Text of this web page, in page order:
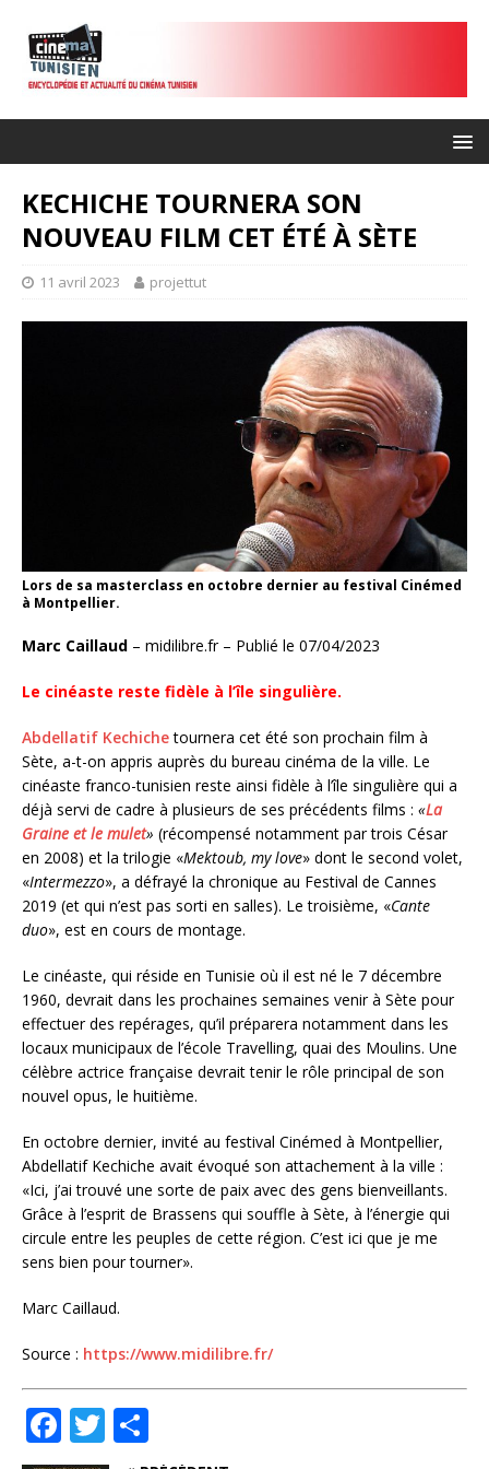
KECHICHE TOURNERA SON
NOUVEAU FILM CET ÉTÉ À SÈTE
11 avril 2023 projettut
Lors de sa masterclass en octobre dernier au festival Cinémed
à Montpellier.
Marc Caillaud – midilibre.fr – Publié le 07/04/2023
Le cinéaste reste fidèle à l’île singulière.
Abdellatif Kechichetournera cet été son prochain film à
Sète, a-t-on appris auprès du bureau cinéma de la ville. Le
cinéaste franco-tunisien reste ainsi fidèle à l’île singulière qui a
déjà servi de cadre à plusieurs de ses précédents films : «La
Graine et le mulet» (récompensé notamment par trois César
en 2008) et la trilogie «Mektoub, my love» dont le second volet,
«Intermezzo», a défrayé la chronique au Festival de Cannes
2019 (et qui n’est pas sorti en salles). Le troisième, «Cante
duo», est en cours de montage.
Le cinéaste, qui réside en Tunisie où il est né le 7 décembre
1960, devrait dans les prochaines semaines venir à Sète pour
effectuer des repérages, qu’il préparera notamment dans les
locaux municipaux de l’école Travelling, quai des Moulins. Une
célèbre actrice française devrait tenir le rôle principal de son
nouvel opus, le huitième.
En octobre dernier, invité au festival Cinémed à Montpellier,
Abdellatif Kechiche avait évoqué son attachement à la ville :
«Ici, j’ai trouvé une sorte de paix avec des gens bienveillants.
Grâce à l’esprit de Brassens qui souffle à Sète, à l’énergie qui
circule entre les peuples de cette région. C’est ici que je me
sens bien pour tourner».
Marc Caillaud.
Source : https://www.midilibre.fr/
F T